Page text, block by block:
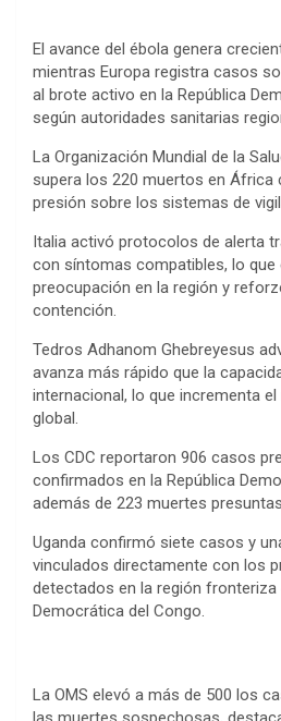
o
o
k
e
r
n
g
e
r
A
p
p
r
e
s
t
d
I
n
t
L
i
n
k
e
El avance del ébola genera
mientras Europa registra casos
al brote activo en la República
según autoridades sanitarias
La Organización Mundial de la
supera los 220 muertos en África
presión sobre los sistemas de
Italia activó protocolos de alerta
con síntomas compatibles, lo que
preocupación en la región y
contención.
Tedros Adhanom Ghebreyesus
avanza más rápido que la
internacional, lo que incrementa
global.
Los CDC reportaron 906 casos
confirmados en la República
además de 223 muertes
Uganda confirmó siete casos y
vinculados directamente con los
detectados en la región fronteriza
Democrática del Congo.
La OMS elevó a más de 500 los